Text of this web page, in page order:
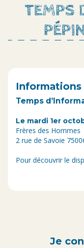
TEMPS
Temps
Le mardi 1er
Frères des Hommes
2 rue de Savoie
Pour découvrir le
Je